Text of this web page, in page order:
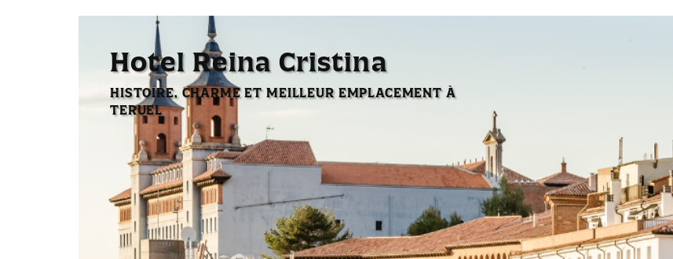
Plateau de courtoisie Bouteille d'eau gratuite Mini-frigo
Set de café et thé de courtoisie
Hotel Reina Cristina
HISTOIRE, CHARME ET MEILLEUR EMPLACEMENT À
TERUEL